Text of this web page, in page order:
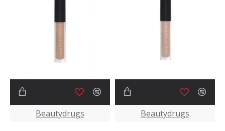
Beautydrugs Beautydrugs